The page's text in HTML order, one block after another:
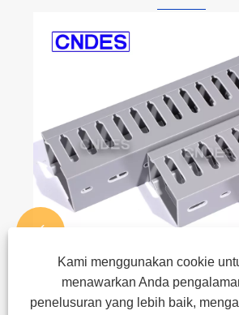

Kami menggunakan cookie
menawarkan Anda
penelusuran yang lebih baik,